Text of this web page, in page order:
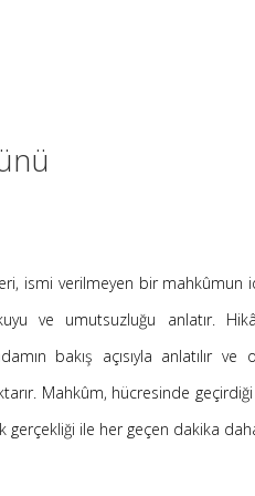
ismi verilmeyen bir mahkûmun
ve umutsuzluğu anlatır.
bakış açısıyla anlatılır ve
Mahkûm, hücresinde
gerçekliği ile her geçen dakika